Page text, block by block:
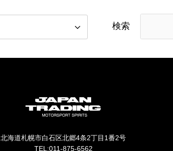
検索
北海道札幌市白石区北郷4条2丁目1番2号
TEL:011-875-6562